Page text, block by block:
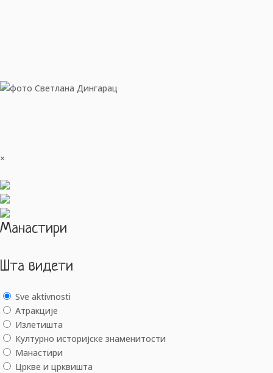
×
Манастири
Шта видети
Sve aktivnosti
Aтракције
Излетишта
Културно историјске знаменитости
Манастири
Цркве и црквишта